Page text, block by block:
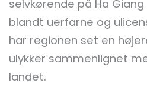
selvkørende på Ha
blandt uerfarne og
har regionen set en
ulykker sammenlignet
landet.